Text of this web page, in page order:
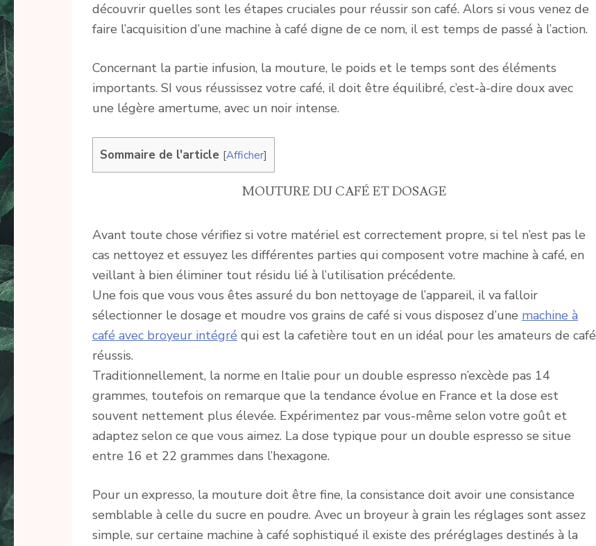
découvrir quelles sont les étapes cruciales pour réussir son café. Alors si vous venez de
faire l’acquisition d’une machine à café digne de ce nom, il est temps de passé à l’action.
Concernant la partie infusion, la mouture, le poids et le temps sont des éléments
importants. SI vous réussissez votre café, il doit être équilibré, c’est-à-dire doux avec
une légère amertume, avec un noir intense.
Sommaire de l'article [Afficher]
MOUTURE DU CAFÉ ET DOSAGE
Avant toute chose vérifiez si votre matériel est correctement propre, si tel n’est pas le
cas nettoyez et essuyez les différentes parties qui composent votre machine à café, en
veillant à bien éliminer tout résidu lié à l’utilisation précédente.
Une fois que vous vous êtes assuré du bon nettoyage de l’appareil, il va falloir
sélectionner le dosage et moudre vos grains de café si vous disposez d’une machine à
café avec broyeur intégré qui est la cafetière tout en un idéal pour les amateurs de café
réussis.
Traditionnellement, la norme en Italie pour un double espresso n’excède pas 14
grammes, toutefois on remarque que la tendance évolue en France et la dose est
souvent nettement plus élevée. Expérimentez par vous-même selon votre goût et
adaptez selon ce que vous aimez. La dose typique pour un double espresso se situe
entre 16 et 22 grammes dans l’hexagone.
Pour un expresso, la mouture doit être fine, la consistance doit avoir une consistance
semblable à celle du sucre en poudre. Avec un broyeur à grain les réglages sont assez
simple, sur certaine machine à café sophistiqué il existe des préréglages destinés à la